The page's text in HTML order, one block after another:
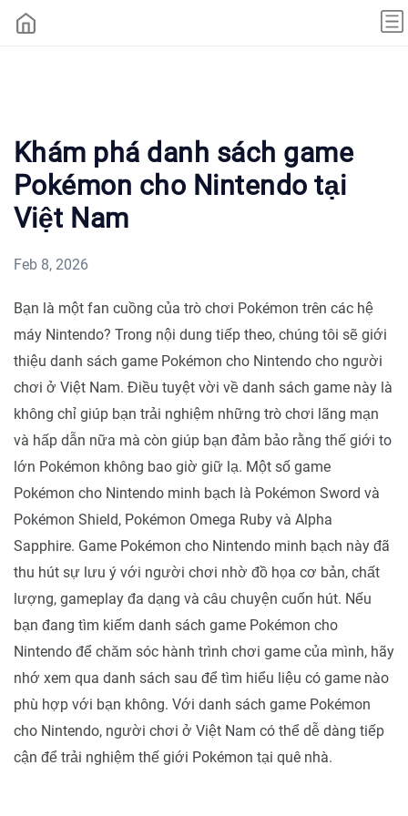
Khám phá danh sách game
Pokémon cho Nintendo tại
Việt Nam
Feb 8, 2026
Bạn là một fan cuồng của trò chơi Pokémon trên các hệ
máy Nintendo? Trong nội dung tiếp theo, chúng tôi sẽ giới
thiệu danh sách game Pokémon cho Nintendo cho người
chơi ở Việt Nam. Điều tuyệt vời về danh sách game này là
không chỉ giúp bạn trải nghiệm những trò chơi lãng mạn
và hấp dẫn nữa mà còn giúp bạn đảm bảo rằng thế giới to
lớn Pokémon không bao giờ giữ lạ. Một số game
Pokémon cho Nintendo minh bạch là Pokémon Sword và
Pokémon Shield, Pokémon Omega Ruby và Alpha
Sapphire. Game Pokémon cho Nintendo minh bạch này đã
thu hút sự lưu ý với người chơi nhờ đồ họa cơ bản, chất
lượng, gameplay đa dạng và câu chuyện cuốn hút. Nếu
bạn đang tìm kiếm danh sách game Pokémon cho
Nintendo để chăm sóc hành trình chơi game của mình, hãy
nhớ xem qua danh sách sau để tìm hiểu liệu có game nào
phù hợp với bạn không. Với danh sách game Pokémon
cho Nintendo, người chơi ở Việt Nam có thể dễ dàng tiếp
cận để trải nghiệm thế giới Pokémon tại quê nhà.